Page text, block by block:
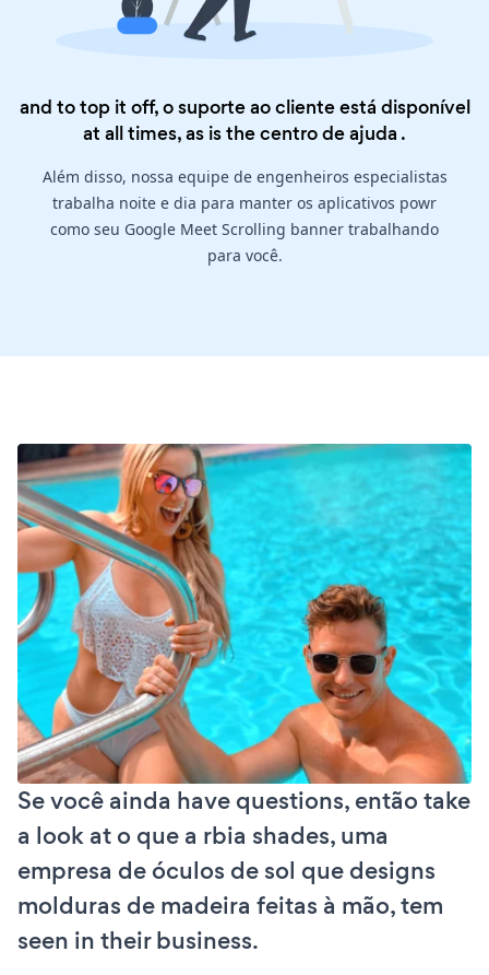
and to top it off, o suporte ao cliente está disponível
at all times, as is thecentro de ajuda .
Além disso, nossa equipe de engenheiros especialistas
trabalha noite e dia para manter os aplicativos powr
como seu Google Meet Scrolling banner trabalhando
para você.
Se você ainda have questions, então take
a look at o que a rbia shades, uma
empresa de óculos de sol que designs
molduras de madeira feitas à mão, tem
seen in their business.